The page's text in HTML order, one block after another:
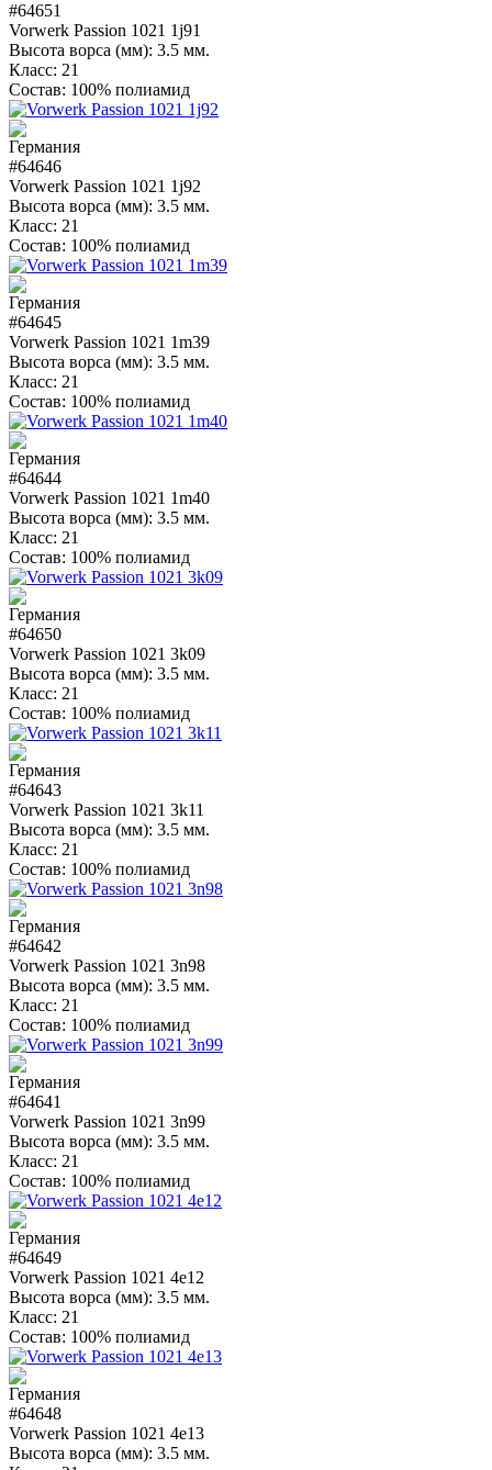
#64651
Vorwerk Passion 1021 1j91
Высота ворса (мм): 3.5 мм.
Класс: 21
Состав: 100% полиамид
#64646
Vorwerk Passion 1021 1j92
Высота ворса (мм): 3.5 мм.
Класс: 21
Состав: 100% полиамид
#64645
Vorwerk Passion 1021 1m39
Высота ворса (мм): 3.5 мм.
Класс: 21
Состав: 100% полиамид
#64644
Vorwerk Passion 1021 1m40
Высота ворса (мм): 3.5 мм.
Класс: 21
Состав: 100% полиамид
#64650
Vorwerk Passion 1021 3k09
Высота ворса (мм): 3.5 мм.
Класс: 21
Состав: 100% полиамид
#64643
Vorwerk Passion 1021 3k11
Высота ворса (мм): 3.5 мм.
Класс: 21
Состав: 100% полиамид
#64642
Vorwerk Passion 1021 3n98
Высота ворса (мм): 3.5 мм.
Класс: 21
Состав: 100% полиамид
#64641
Vorwerk Passion 1021 3n99
Высота ворса (мм): 3.5 мм.
Класс: 21
Состав: 100% полиамид
#64649
Vorwerk Passion 1021 4e12
Высота ворса (мм): 3.5 мм.
Класс: 21
Состав: 100% полиамид
#64648
Vorwerk Passion 1021 4e13
Высота ворса (мм): 3.5 мм.